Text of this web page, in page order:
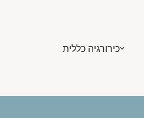
כירורגיה כללית